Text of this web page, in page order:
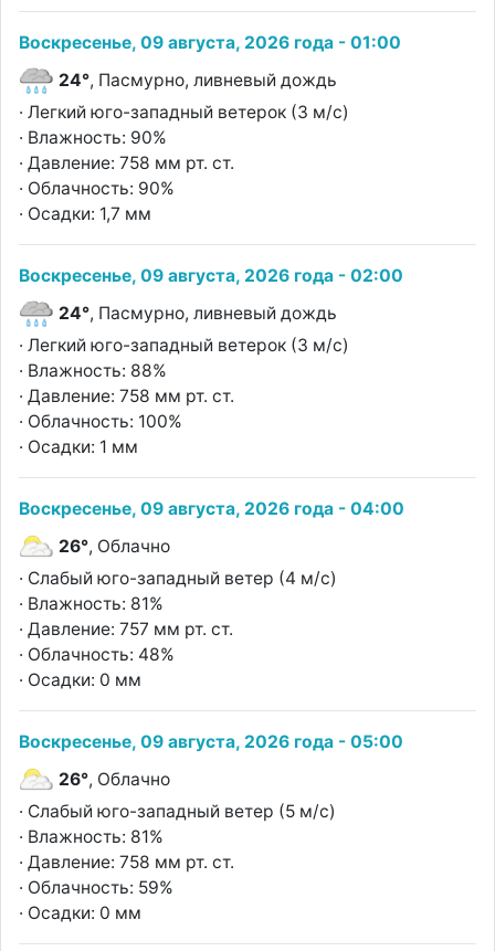
Воскресенье, 09 августа, 2026 года - 01:00
24°, Пасмурно, ливневый дождь
· Легкий юго-западный ветерок (3 м/с)
· Влажность: 90%
· Давление: 758 мм рт. ст.
· Облачность: 90%
· Осадки: 1,7 мм
Воскресенье, 09 августа, 2026 года - 02:00
24°, Пасмурно, ливневый дождь
· Легкий юго-западный ветерок (3 м/с)
· Влажность: 88%
· Давление: 758 мм рт. ст.
· Облачность: 100%
· Осадки: 1 мм
Воскресенье, 09 августа, 2026 года - 04:00
26°, Облачно
· Слабый юго-западный ветер (4 м/с)
· Влажность: 81%
· Давление: 757 мм рт. ст.
· Облачность: 48%
· Осадки: 0 мм
Воскресенье, 09 августа, 2026 года - 05:00
26°, Облачно
· Слабый юго-западный ветер (5 м/с)
· Влажность: 81%
· Давление: 758 мм рт. ст.
· Облачность: 59%
· Осадки: 0 мм